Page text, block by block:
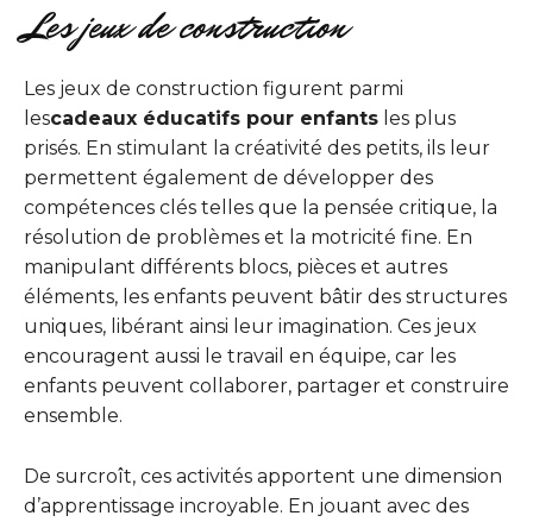
Les jeux de construction
Les jeux de construction figurent parmi
lescadeaux éducatifs pour enfants les plus
prisés. En stimulant la créativité des petits, ils leur
permettent également de développer des
compétences clés telles que la pensée critique, la
résolution de problèmes et la motricité fine. En
manipulant différents blocs, pièces et autres
éléments, les enfants peuvent bâtir des structures
uniques, libérant ainsi leur imagination. Ces jeux
encouragent aussi le travail en équipe, car les
enfants peuvent collaborer, partager et construire
ensemble.
De surcroît, ces activités apportent une dimension
d’apprentissage incroyable. En jouant avec des